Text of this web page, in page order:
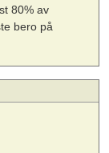
80% av
bero på